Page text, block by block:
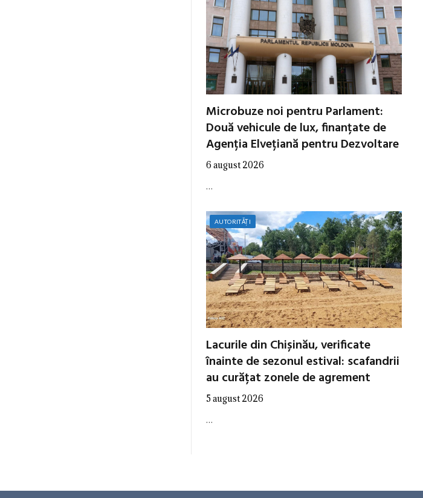
Microbuze noi pentru Parlament:
Două vehicule de lux, finanțate de
Agenția Elvețiană pentru Dezvoltare
6 august 2026
…
AUTORITĂȚI
Lacurile din Chișinău, verificate
înainte de sezonul estival: scafandrii
au curățat zonele de agrement
5 august 2026
…